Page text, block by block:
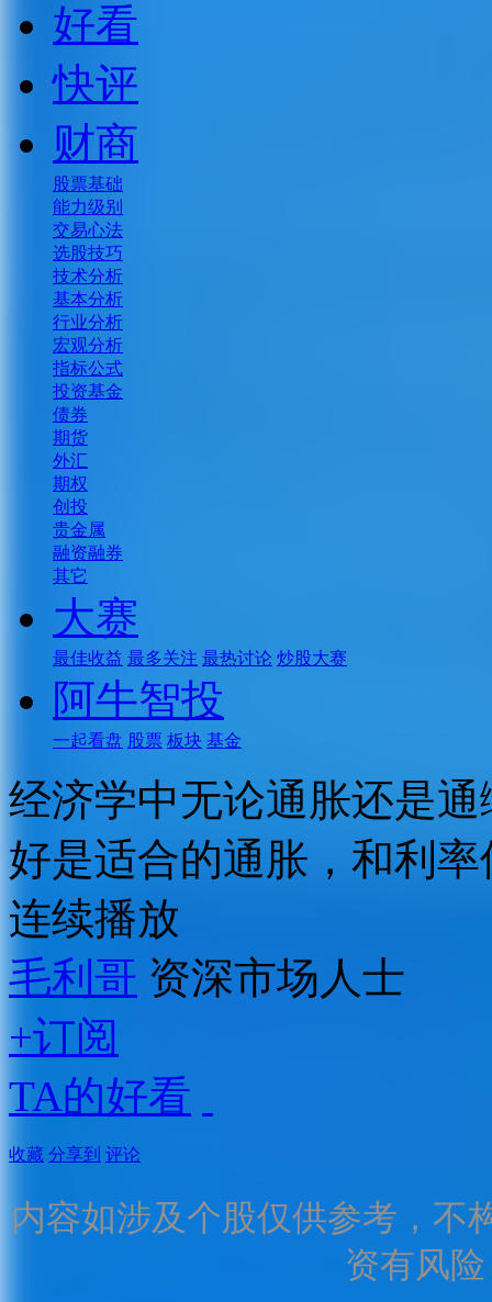
好看
快评
财商
股票基础
能力级别
交易心法
选股技巧
技术分析
基本分析
行业分析
宏观分析
指标公式
投资基金
债券
期货
外汇
期权
创投
贵金属
融资融券
其它
大赛
最佳收益 最多关注 最热讨论 炒股大赛
阿牛智投
一起看盘 股票 板块 基金
经济学中无论通胀还是
好是适合的通胀，和利
连续播放
毛利哥 资深市场人士
+订阅
TA的好看
收藏 分享到 评论
内容如涉及个股仅供参考，不
资有风